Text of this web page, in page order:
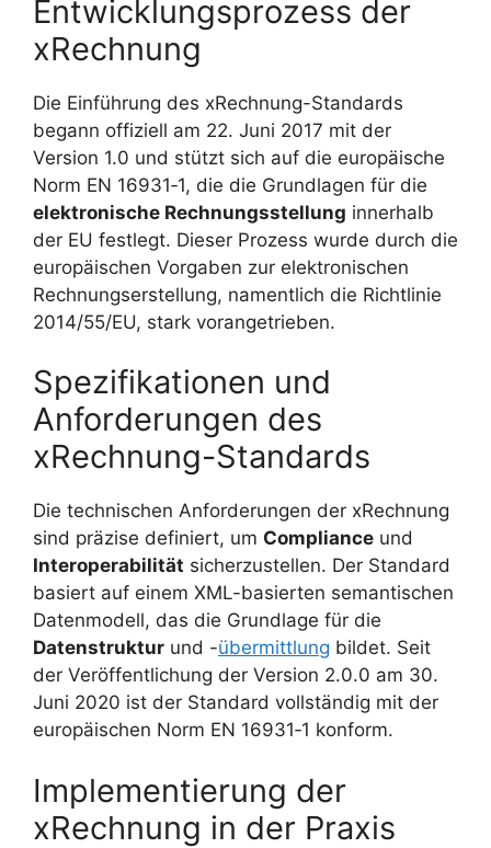
Entwicklungsprozess der
xRechnung
Die Einführung des xRechnung-Standards
begann offiziell am 22. Juni 2017 mit der
Version 1.0 und stützt sich auf die europäische
Norm EN 16931‑1, die die Grundlagen für die
elektronische Rechnungsstellung innerhalb
der EU festlegt. Dieser Prozess wurde durch die
europäischen Vorgaben zur elektronischen
Rechnungserstellung, namentlich die Richtlinie
2014/55/EU, stark vorangetrieben.
Spezifikationen und
Anforderungen des
xRechnung-Standards
Die technischen Anforderungen der xRechnung
sind präzise definiert, um Compliance und
Interoperabilität sicherzustellen. Der Standard
basiert auf einem XML-basierten semantischen
Datenmodell, das die Grundlage für die
Datenstruktur und -übermittlung bildet. Seit
der Veröffentlichung der Version 2.0.0 am 30.
Juni 2020 ist der Standard vollständig mit der
europäischen Norm EN 16931‑1 konform.
Implementierung der
xRechnung in der Praxis